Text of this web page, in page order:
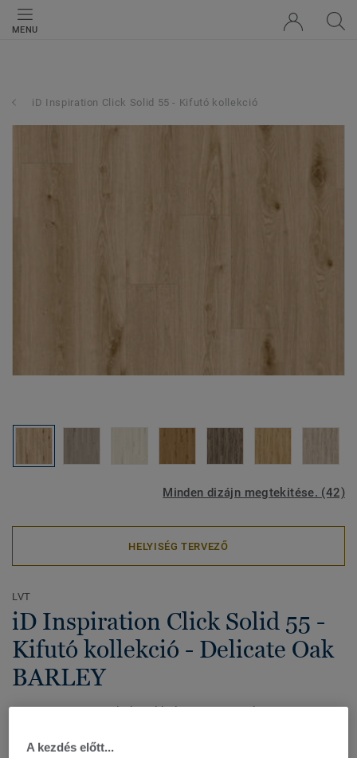
MENU
iD Inspiration Click Solid 55 - Kifutó kollekció
Minden dizájn megtekitése. (42)
HELYISÉG TERVEZŐ
LVT
iD Inspiration Click Solid 55 -
Kifutó kollekció - Delicate Oak
BARLEY
Az iD Inspiration Click sokkal gyorsabb és könnyebb
köszönhetően. Megerősítettük iD Inspiration Click Solid 30
A kezdés előtt...